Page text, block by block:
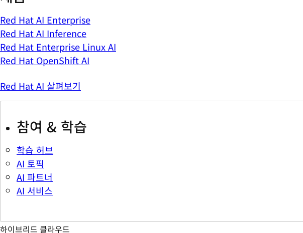
Red Hat AI Enterprise
Red Hat AI Inference
Red Hat Enterprise Linux AI
Red Hat OpenShift AI
Red Hat AI 살펴보기
참여 & 학습
학습 허브
AI 토픽
AI 파트너
AI 서비스
하이브리드 클라우드